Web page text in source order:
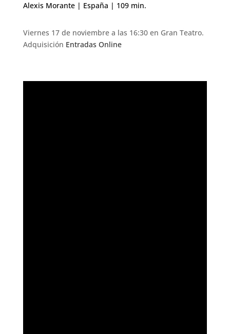
Alexis Morante | España | 109 min.
Viernes 17 de noviembre a las 16:30 en Gran Teatro.
Adquisición Entradas Online